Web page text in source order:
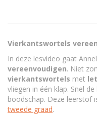
Vierkantswortels
In deze lesvideo gaat
vereenvoudigen. Niet
vierkantswortels met
vliegen in één klap. Snel
boodschap. Deze leerstof
tweede graad.